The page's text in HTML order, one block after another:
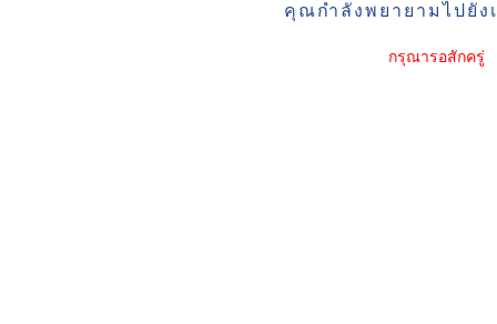
คุณกำลังพยายามไปยัง
กรุณารอสักครู่